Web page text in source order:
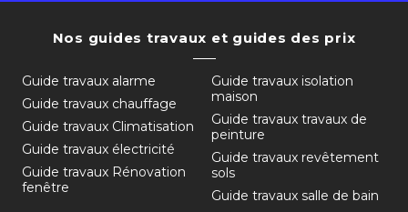
Nos guides travaux et guides des prix
Guide travaux alarme
Guide travaux chauffage
Guide travaux Climatisation
Guide travaux électricité
Guide travaux Rénovation
fenêtre
Guide travaux isolation
maison
Guide travaux travaux de
peinture
Guide travaux revêtement
sols
Guide travaux salle de bain